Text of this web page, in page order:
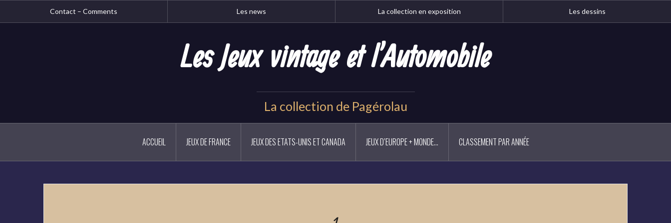
Contact – Comments Les news La collection en exposition Les dessins
Les Jeux vintage et l'Automobile
La collection de Pagérolau
ACCUEIL JEUX DE FRANCE JEUX DES ETATS-UNIS ET CANADA JEUX D’EUROPE + MONDE… CLASSEMENT PAR ANNÉE